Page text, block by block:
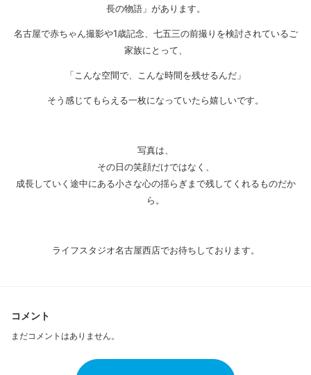
長の物語」があります。
名古屋で赤ちゃん撮影や1歳記念、七五三の前撮りを検討されているご
家族にとって、
「こんな空間で、こんな時間を残せるんだ」
そう感じてもらえる一枚になっていたら嬉しいです。
写真は、
その日の笑顔だけではなく、
成長していく途中にある小さな心の揺らぎまで残してくれるものだか
ら。
ライフスタジオ名古屋西店でお待ちしております。
コメント
まだコメントはありません。